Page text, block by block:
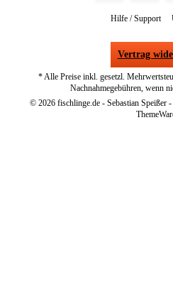
Hilfe / Support
Vertrag
* Alle Preise inkl. gesetzl.
Nachnahmegebühren, wenn
© 2026 fischlinge.de - Sebastian Speißer